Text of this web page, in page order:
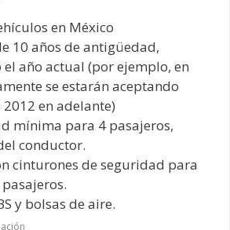
en México
10 años de antigüedad,
año actual (por ejemplo, en
se estarán aceptando
en adelante)
mínima para 4 pasajeros,
conductor.
cinturones de seguridad para
y bolsas de aire.